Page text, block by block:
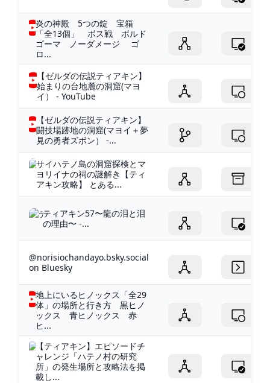
炎の神殿 5つの錠 宝箱
「全13個」 ボス戦 ボルド
ゴーマ ノーダメージ ゴ
ロ...
【ゼルダの伝説ティアキン】
始まりの台地麓の洞窟(マヨ
イ） - YouTube
【ゼルダの伝説ティアキン】
闘技場跡地の洞窟(マヨイ＋夢
見の勇者ズボン） -...
サイハテノ島の洞窟探検とマ
ヨリイナの祠の謎解き【ティ
アキン攻略】 とある...
ティアキン57〜龍の泪と泪
の理由〜 -...
@norisiochandayo.bsky.social
on Bluesky
地上にいるヒノックス「全29
体」の場所と行き方 黒ヒノ
ックス 青ヒノックス 赤
ヒ...
【ティアキン】エピソードチ
ャレンジ「ハテノ村の研究
所」の発生場所と攻略法を掲
載し...